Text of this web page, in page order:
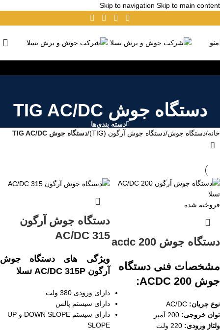
Skip to navigation Skip to main content
منو
دستگاه جوش TIG AC/DC
دسته بندی‌ها
خانه/دستگاه جوش/دستگاه جوش آرگون (TIG) /دستگاه جوش TIG AC/DC
فروخته شده
دستگاه جوش acdc 200
مشخصات فنی دستگاه
جوش ACDC 200:
نوع جریان:
توان خروجی:
ولتاژ ورودی:
دستگاه جوش آرگون
AC/DC 315
ویژگی های دستگاه جوش
آرگون AC/DC 315P
تسلا
دارای ورودی 380 ولت
دارای سیستم پالس
دارای سیستم DOWN SLOPE و UP
SLOPE